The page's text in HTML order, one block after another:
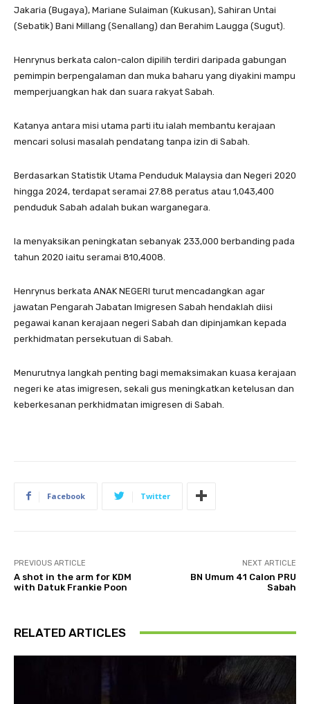
Jakaria (Bugaya), Mariane Sulaiman (Kukusan), Sahiran Untai
(Sebatik) Bani Millang (Senallang) dan Berahim Laugga (Sugut).
Henrynus berkata calon-calon dipilih terdiri daripada gabungan
pemimpin berpengalaman dan muka baharu yang diyakini mampu
memperjuangkan hak dan suara rakyat Sabah.
Katanya antara misi utama parti itu ialah membantu kerajaan
mencari solusi masalah pendatang tanpa izin di Sabah.
Berdasarkan Statistik Utama Penduduk Malaysia dan Negeri 2020
hingga 2024, terdapat seramai 27.88 peratus atau 1,043,400
penduduk Sabah adalah bukan warganegara.
Ia menyaksikan peningkatan sebanyak 233,000 berbanding pada
tahun 2020 iaitu seramai 810,4008.
Henrynus berkata ANAK NEGERI turut mencadangkan agar
jawatan Pengarah Jabatan Imigresen Sabah hendaklah diisi
pegawai kanan kerajaan negeri Sabah dan dipinjamkan kepada
perkhidmatan persekutuan di Sabah.
Menurutnya langkah penting bagi memaksimakan kuasa kerajaan
negeri ke atas imigresen, sekali gus meningkatkan ketelusan dan
keberkesanan perkhidmatan imigresen di Sabah.
Facebook Twitter
PREVIOUS ARTICLE
A shot in the arm for KDM
with Datuk Frankie Poon
NEXT ARTICLE
BN Umum 41 Calon PRU
Sabah
RELATED ARTICLES